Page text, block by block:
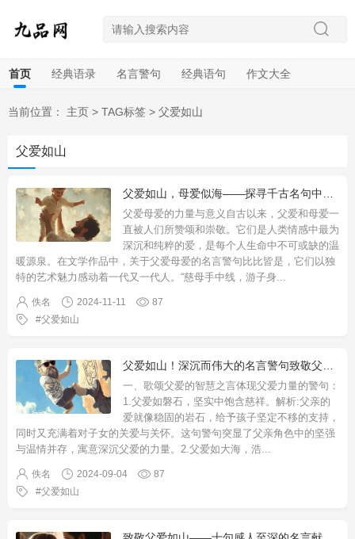
首页 经典语录 名言警句 经典语句 作文大全
当前位置： 主页 > TAG标签 > 父爱如山
父爱如山
父爱母爱的力量与意义自古以来，父爱和母爱一
直被人们所赞颂和崇敬。它们是人类情感中最为
深沉和纯粹的爱，是每个人生命中不可或缺的温
暖源泉。在文学作品中，关于父爱母爱的名言警句比比皆是，它们以独
特的艺术魅力感动着一代又一代人。“慈母手中线，游子身...
佚名 2024-11-11
87
父爱如山
一、歌颂父爱的智慧之言体现父爱力量的警句：
1.父爱如磐石，坚实中饱含慈祥。解析:父亲的
爱就像稳固的岩石，给予孩子坚定不移的支持，
同时又充满着对子女的关爱与关怀。这句警句突显了父亲角色中的坚强
与温情并存，寓意深沉父爱的力量。2.父爱如大海，浩...
佚名 2024-09-04
87
父爱如山